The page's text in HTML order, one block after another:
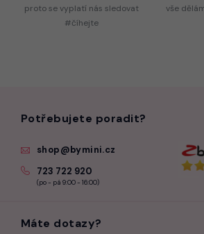
protose vyplatí nás sledovat
#číhejte
vše
Potřebujete poradit?
shop@bymini.cz
723 722 920
(po - pá 9:00 - 16:00)
Máte dotazy?